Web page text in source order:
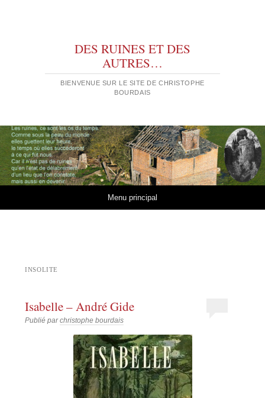
DES RUINES ET DES
AUTRES…
BIENVENUE SUR LE SITE DE CHRISTOPHE
BOURDAIS
Menu principal
INSOLITE
Isabelle – André Gide
Publié parchristophe bourdais